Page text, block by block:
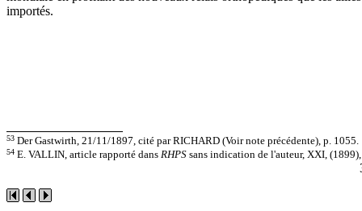
importés.
53 Der Gastwirth, 21/11/1897, cité par RICHARD (Voir note précédente), p. 1055.
54 E. VALLIN, article rapporté dans RHPS sans indication de l'auteur, XXI,